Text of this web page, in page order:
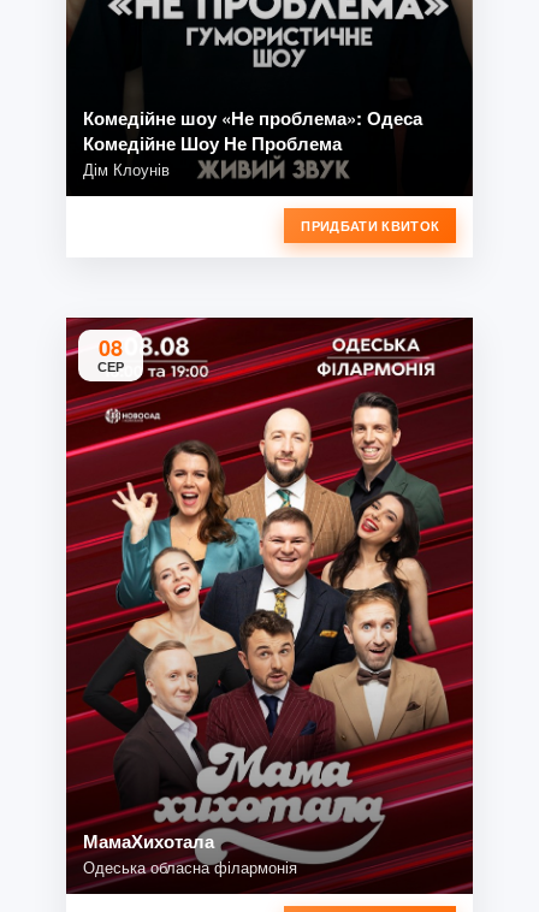
Комедійне шоу «Не проблема»: Одеса
Комедійне Шоу Не Проблема
Дім Клоунів
ПРИДБАТИ КВИТОК
08
СЕР
МамаХихотала
Одеська обласна філармонія